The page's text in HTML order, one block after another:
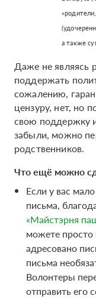
а также
Даже не являясь
поддержать
сожалению,
цензуру, нет, но
свою поддержку
забыли, можно
родственников.
Что ещё можно
Если у вас
письма,
«Майстэрня
можете просто
адресовано
письма
Волонтеры
отправить его